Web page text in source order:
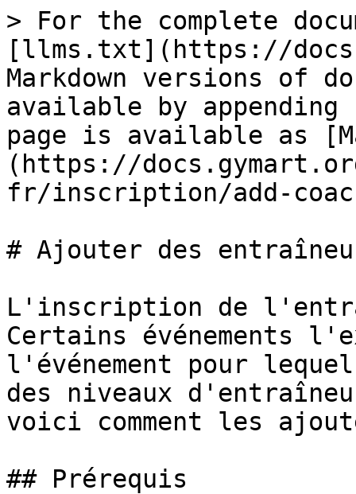
> For the complete
[llms.txt](https://
Markdown versions of
available by
page is available as
(https://
fr/inscription/add-
# Ajouter des
L'inscription de
Certains événements
l'événement pour
des niveaux
voici comment les
## Prérequis